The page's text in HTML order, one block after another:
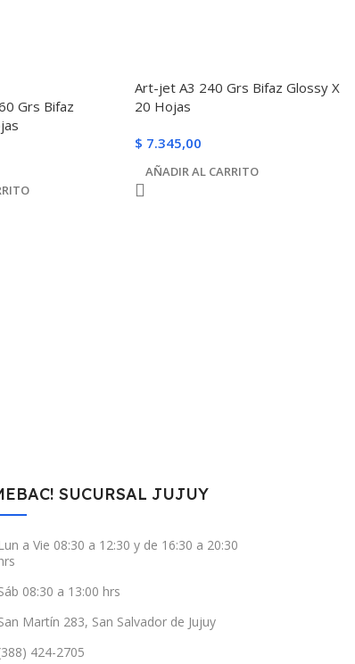
Grs Bifaz
Art-jet A3 240 Grs Bifaz Glossy X
20 Hojas
$ 7.345,00
AÑADIR AL CARRITO
SUCURSAL JUJUY
Lun a Vie 08:30 a 12:30 y de 16:30 a 20:30
08:30 a 13:00 hrs
Martín 283, San Salvador de Jujuy
424-2705